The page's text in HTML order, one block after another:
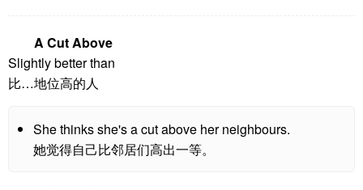
A Cut Above
Slightly better than
比…地位高的人
She thinks she's a cut above her neighbours.
她觉得自己比邻居们高出一等。